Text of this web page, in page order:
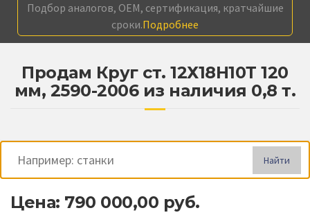
Подбор аналогов, OEM, сертификация, кратчайшие
сроки.Подробнее
Продам Круг ст. 12Х18Н10Т 120
мм, 2590-2006 из наличия 0,8 т.
Найти
Цена: 790 000,00 руб.